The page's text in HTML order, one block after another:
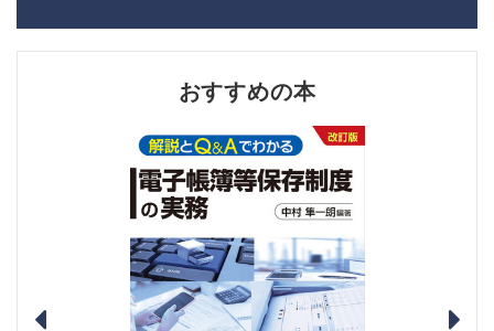
おすすめの本